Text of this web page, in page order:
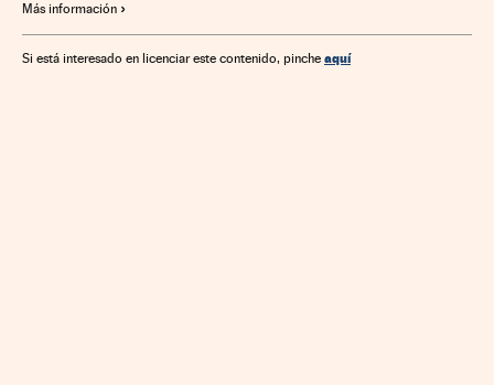
Más información
Si está interesado en licenciar este contenido, pinche aquí